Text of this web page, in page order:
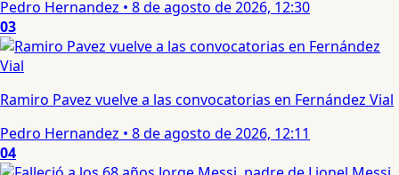
Pedro Hernandez • 8 de agosto de 2026, 12:30
03
Ramiro Pavez vuelve a las convocatorias en Fernández Vial
Pedro Hernandez • 8 de agosto de 2026, 12:11
04